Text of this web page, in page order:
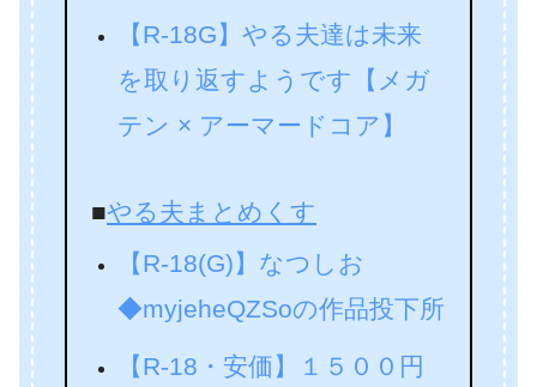
【R-18G】やる夫達は未来
を取り返すようです【メガ
テン × アーマードコア】
■やる夫まとめくす
【R-18(G)】なつしお
◆myjeheQZSoの作品投下所
【R-18・安価】１５００円